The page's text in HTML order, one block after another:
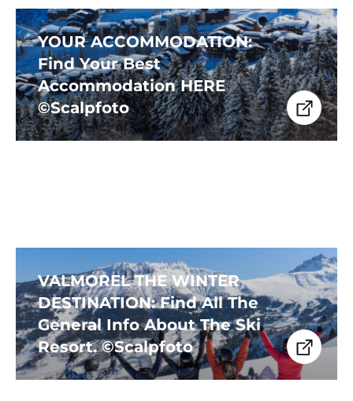
YOUR ACCOMMODATION:
Find Your Best
Accommodation HERE
©Scalpfoto
VALMOREL THE WINTER
DESTINATION: Find All The
General Info About The Ski
Resort. ©Scalpfoto